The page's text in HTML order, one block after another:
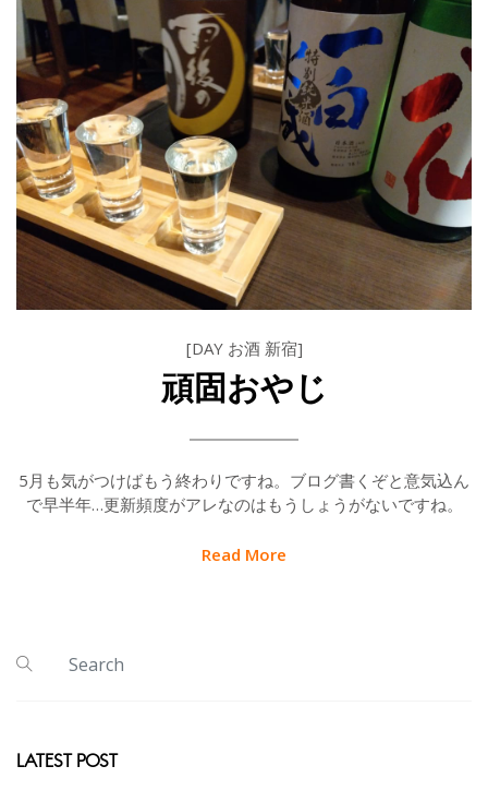
[DAY お酒 新宿]
頑固おやじ
5月も気がつけばもう終わりですね。ブログ書くぞと意気込ん
で早半年…更新頻度がアレなのはもうしょうがないですね。
Read More
LATEST POST